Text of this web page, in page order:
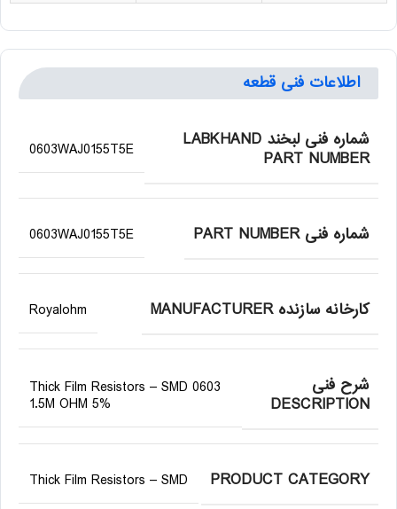
اطلاعات فنی قطعه
شماره فنی لبخند LABKHAND
PART NUMBER
0603WAJ0155T5E
شماره فنی PART NUMBER 0603WAJ0155T5E
کارخانه سازنده MANUFACTURER Royalohm
شرح فنی
DESCRIPTION
Thick Film Resistors – SMD 0603
1.5M OHM 5%
PRODUCT CATEGORY
Thick Film Resistors – SMD